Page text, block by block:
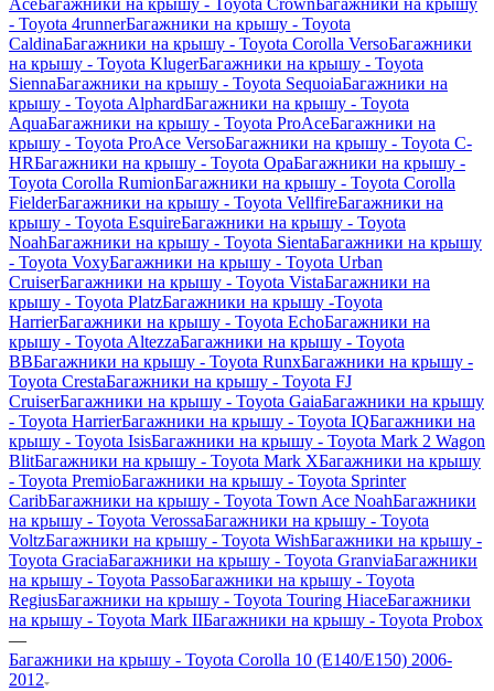
- Toyota 4runnerБагажники на крышу - Toyota
CaldinaБагажники на крышу - Toyota Corolla VersoБагажники
на крышу - Toyota KlugerБагажники на крышу - Toyota
SiennaБагажники на крышу - Toyota SequoiaБагажники на
крышу - Toyota AlphardБагажники на крышу - Toyota
AquaБагажники на крышу - Toyota ProAceБагажники на
крышу - Toyota ProAce VersoБагажники на крышу - Toyota C-
HRБагажники на крышу - Toyota OpaБагажники на крышу -
Toyota Corolla RumionБагажники на крышу - Toyota Corolla
FielderБагажники на крышу - Toyota VellfireБагажники на
крышу - Toyota EsquireБагажники на крышу - Toyota
NoahБагажники на крышу - Toyota SientaБагажники на крышу
- Toyota VoxyБагажники на крышу - Toyota Urban
CruiserБагажники на крышу - Toyota VistaБагажники на
крышу - Toyota PlatzБагажники на крышу -Toyota
HarrierБагажники на крышу - Toyota EchoБагажники на
крышу - Toyota AltezzaБагажники на крышу - Toyota
BBБагажники на крышу - Toyota RunxБагажники на крышу -
Toyota CrestaБагажники на крышу - Toyota FJ
CruiserБагажники на крышу - Toyota GaiaБагажники на крышу
- Toyota HarrierБагажники на крышу - Toyota IQБагажники на
крышу - Toyota IsisБагажники на крышу - Toyota Mark 2 Wagon
BlitБагажники на крышу - Toyota Mark XБагажники на крышу
- Toyota PremioБагажники на крышу - Toyota Sprinter
CaribБагажники на крышу - Toyota Town Ace NoahБагажники
на крышу - Toyota VerossaБагажники на крышу - Toyota
VoltzБагажники на крышу - Toyota WishБагажники на крышу -
Toyota GraciaБагажники на крышу - Toyota GranviaБагажники
на крышу - Toyota PassoБагажники на крышу - Toyota
RegiusБагажники на крышу - Toyota Touring HiaceБагажники
на крышу - Toyota Mark IIБагажники на крышу - Toyota Probox
—
Багажники на крышу - Toyota Corolla 10 (E140/E150) 2006-
2012